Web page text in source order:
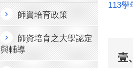
師資培育政策
師資培育之大學認定
與輔導
113學
壹